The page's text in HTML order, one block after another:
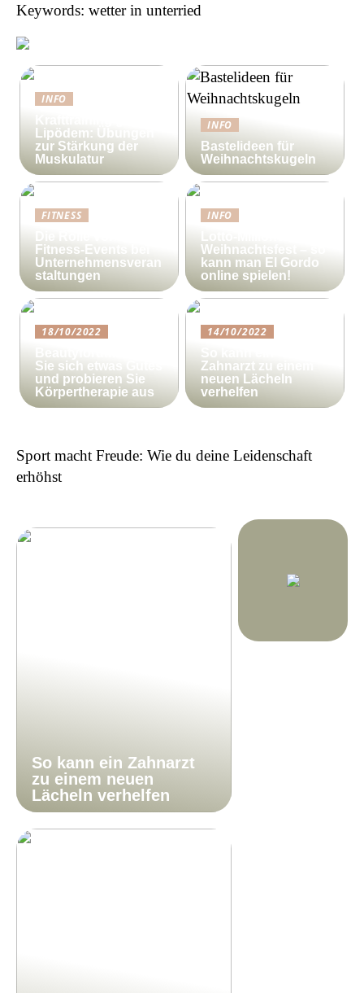
Keywords: wetter in unterried
INFO
Lipödem: Übungen
zur Stärkung der
Muskulatur
INFO
Bastelideen für
Weihnachtskugeln
FITNESS
Fitness-Events bei
Unternehmensveran
staltungen
INFO
Weihnachtsfest – so
kann man El Gordo
online spielen!
18/10/2022
Sie sich etwas Gutes
und probieren Sie
Körpertherapie aus
14/10/2022
Zahnarzt zu einem
neuen Lächeln
verhelfen
Sport macht Freude: Wie du deine Leidenschaft
erhöhst
So kann ein Zahnarzt
zu einem neuen
Lächeln verhelfen